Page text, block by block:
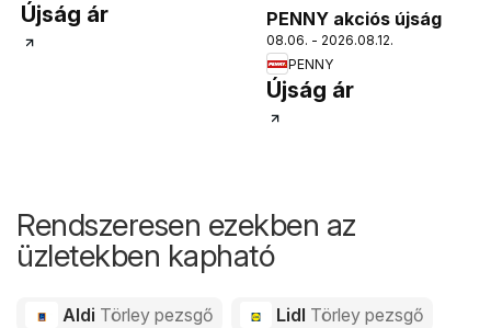
Újság ár PENNY akciós újság
08.06. - 2026.08.12.
PENNY
Újság ár
Rendszeresen ezekben az
üzletekben kapható
Aldi Törley pezsgő Lidl Törley pezsgő